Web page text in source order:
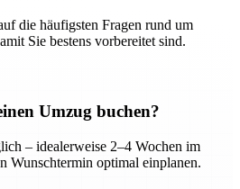
die häufigsten Fragen rund um
Sie bestens vorbereitet sind.
Umzug buchen?
– idealerweise 2–4 Wochen im
Wunschtermin optimal einplanen.